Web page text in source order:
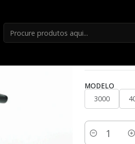
|
MODELO
3000
Quantidade